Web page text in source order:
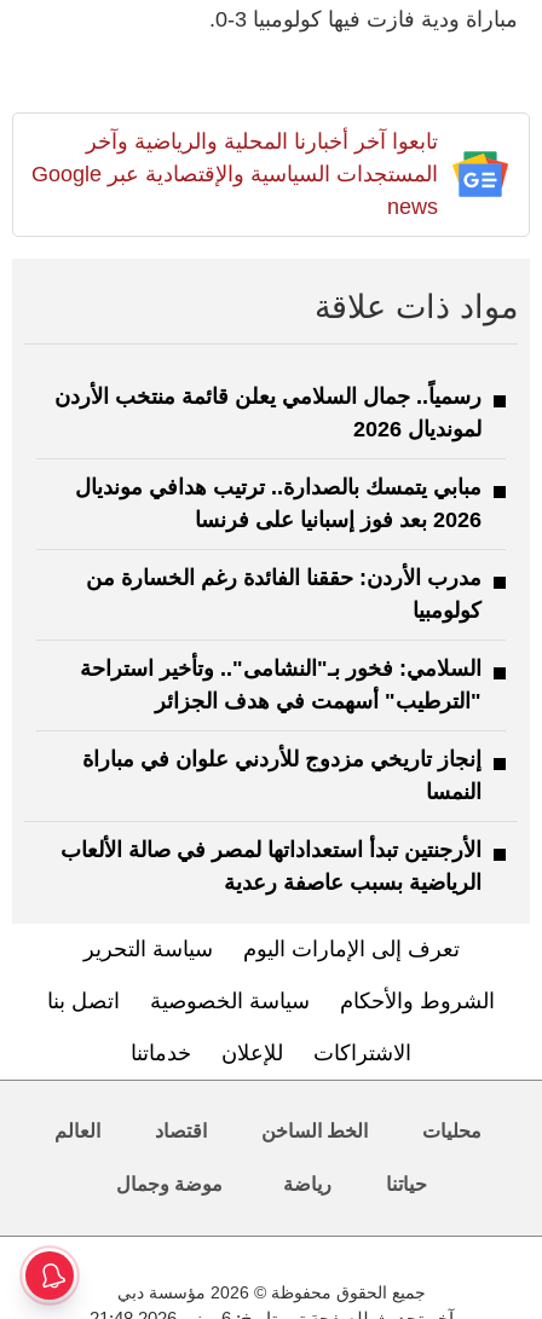
مباراة ودية فازت فيها كولومبيا 3-0.
تابعوا آخر أخبارنا المحلية والرياضية وآخر
المستجدات السياسية والإقتصادية عبر Google
news
مواد ذات علاقة
رسمياً.. جمال السلامي يعلن قائمة منتخب الأردن
لمونديال 2026
مبابي يتمسك بالصدارة.. ترتيب هدافي مونديال
2026 بعد فوز إسبانيا على فرنسا
مدرب الأردن: حققنا الفائدة رغم الخسارة من
كولومبيا
السلامي: فخور بـ"النشامى".. وتأخير استراحة
"الترطيب" أسهمت في هدف الجزائر
إنجاز تاريخي مزدوج للأردني علوان في مباراة
النمسا
الأرجنتين تبدأ استعداداتها لمصر في صالة الألعاب
الرياضية بسبب عاصفة رعدية
تعرف إلى الإمارات اليوم سياسة التحرير
الشروط والأحكام سياسة الخصوصية اتصل بنا
الاشتراكات للإعلان خدماتنا
محليات الخط الساخن اقتصاد العالم
حياتنا رياضة موضة وجمال
جميع الحقوق محفوظة © 2026 مؤسسة دبي